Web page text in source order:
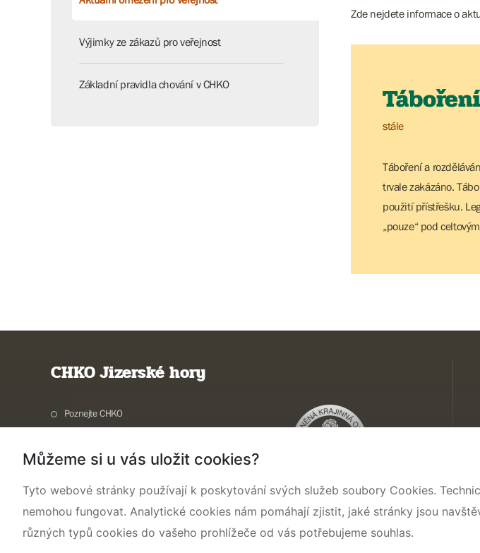
Výjimky ze zákazů pro veřejnost
Základní pravidla chování v CHKO
Zde nejdete informace o
stále
Táboření a
trvale zakázáno.
použití přístřešku.
„pouze“ pod
CHKO Jizerské hory
Poznejte CHKO
Ochrana přírody
Aktuality a akce
Kontakty
Můžeme si u vás uložit cookies?
Tyto webové stránky používají k poskytování svých služeb soubory Cookies.
nemohou fungovat. Analytické cookies nám pomáhají zjistit, jaké stránky jsou
různých typů cookies do vašeho prohlížeče od vás potřebujeme souhlas.